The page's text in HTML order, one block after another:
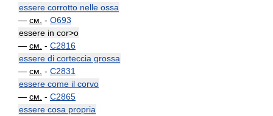
essere corrotto nelle ossa
— см. - O693
essere in cor>o
— см. - C2816
essere di corteccia grossa
— см. - C2831
essere come il corvo
— см. - C2865
essere cosa propria